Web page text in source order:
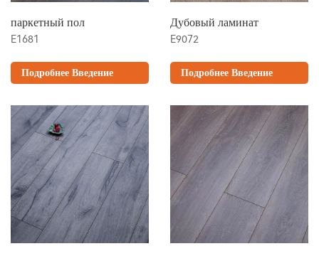
паркетный пол
E1681
Подробнее Введение
Дубовый ламинат
E9072
Подробнее Введение